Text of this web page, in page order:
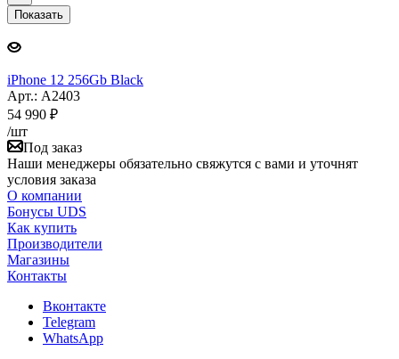
Показать
iPhone 12 256Gb Black
Арт.: A2403
54 990 ₽
/шт
Под заказ
Наши менеджеры обязательно свяжутся с вами и уточнят
условия заказа
О компании
Бонусы UDS
Как купить
Производители
Магазины
Контакты
Вконтакте
Telegram
WhatsApp